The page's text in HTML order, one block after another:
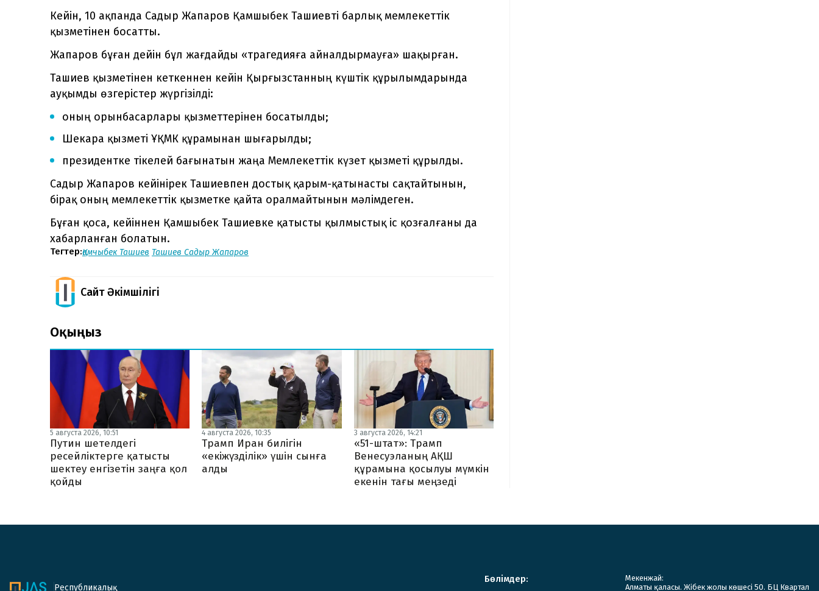
Кейін, 10 ақпанда Садыр Жапаров Қамшыбек Ташиевті барлық мемлекеттік
қызметінен босатты.
Жапаров бұған дейін бұл жағдайды «трагедияға айналдырмауға» шақырған.
Ташиев қызметінен кеткеннен кейін Қырғызстанның күштік құрылымдарында
ауқымды өзгерістер жүргізілді:
оның орынбасарлары қызметтерінен босатылды;
Шекара қызметі ҰҚМК құрамынан шығарылды;
президентке тікелей бағынатын жаңа Мемлекеттік күзет қызметі құрылды.
Садыр Жапаров кейінірек Ташиевпен достық қарым-қатынасты сақтайтынын,
бірақ оның мемлекеттік қызметке қайта оралмайтынын мәлімдеген.
Бұған қоса, кейіннен Қамшыбек Ташиевке қатысты қылмыстық іс қозғалғаны да
хабарланған болатын.
Тегтер:Қамчыбек Ташиев Ташиев Садыр Жапаров
Сайт Әкімшілігі
Оқыңыз
5 августа 2026, 10:51
Путин шетелдегі
ресейліктерге қатысты
шектеу енгізетін заңға қол
қойды
4 августа 2026, 10:35
Трамп Иран билігін
«екіжүзділік» үшін сынға
алды
3 августа 2026, 14:21
«51-штат»: Трамп
Венесуэланың АҚШ
құрамына қосылуы мүмкін
екенін тағы меңзеді
Республикалық
Бөлімдер:
Мекенжай:
Алматы қаласы. Жібек жолы көшесі 50. БЦ Квартал